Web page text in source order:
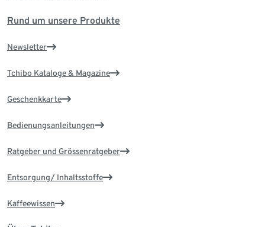
Rund um unsere Produkte
Newsletter
Tchibo Kataloge & Magazine
Geschenkkarte
Bedienungsanleitungen
Ratgeber und Grössenratgeber
Entsorgung/ Inhaltsstoffe
Kaffeewissen